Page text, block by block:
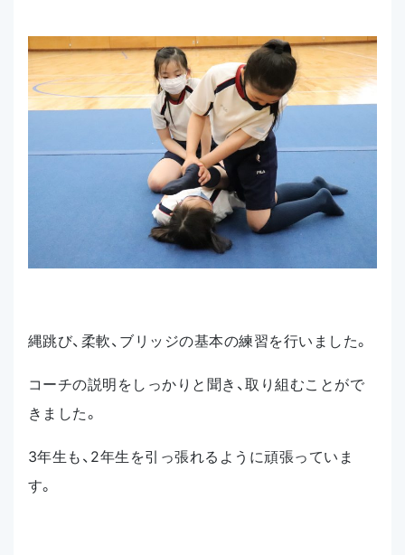
縄跳び、柔軟、ブリッジの基本の練習を行いました。
コーチの説明をしっかりと聞き、取り組むことがで
きました。
3年生も、2年生を引っ張れるように頑張っていま
す。